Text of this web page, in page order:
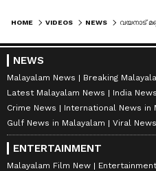
HOME VIDEOS NEWS
NEWS
Malayalam News
Breaking
Latest Malayalam News
India
Crime News
International News in
Gulf News in Malayalam
Viral News
ENTERTAINMENT
Malayalam Film New